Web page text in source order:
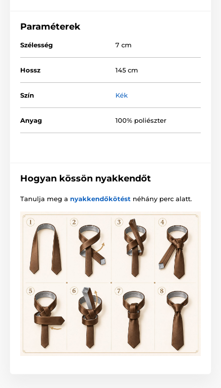
Paraméterek
Szélesség 7 cm
Hossz 145 cm
Szín Kék
Anyag 100% poliészter
Hogyan kössön nyakkendőt
Tanulja meg a nyakkendőkötést néhány perc alatt.